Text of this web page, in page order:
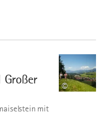
Großer
©
mit